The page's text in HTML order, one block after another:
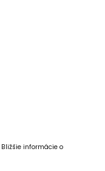
Bližšie informácie o